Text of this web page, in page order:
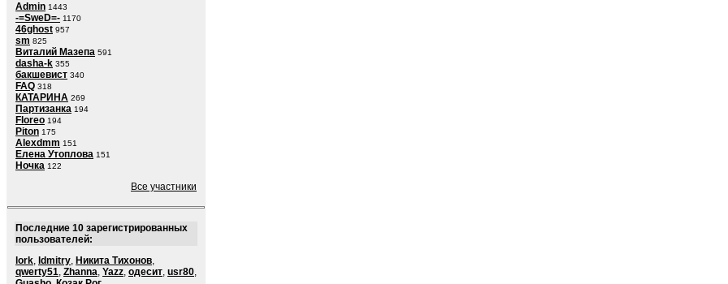
Admin 1443
-=SweD=- 1170
46ghost 957
sm 825
Виталий Мазепа 591
dasha-k 355
бакшевист 340
FAQ 318
КАТАРИНА 269
Партизанка 194
Floreo 194
Piton 175
Alexdmm 151
Елена Утоплова 151
Ночка 122
Все участники
Последние 10 зарегистрированных
пользователей:
lork, ldmitry, Никита Тихонов,
qwerty51, Zhanna, Yazz, одесит, usr80,